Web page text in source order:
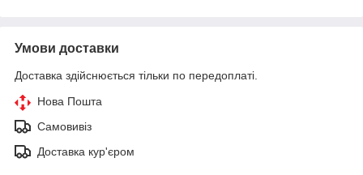
Умови доставки
Доставка здійснюється тільки по передоплаті.
Нова Пошта
Самовивіз
Доставка кур'єром